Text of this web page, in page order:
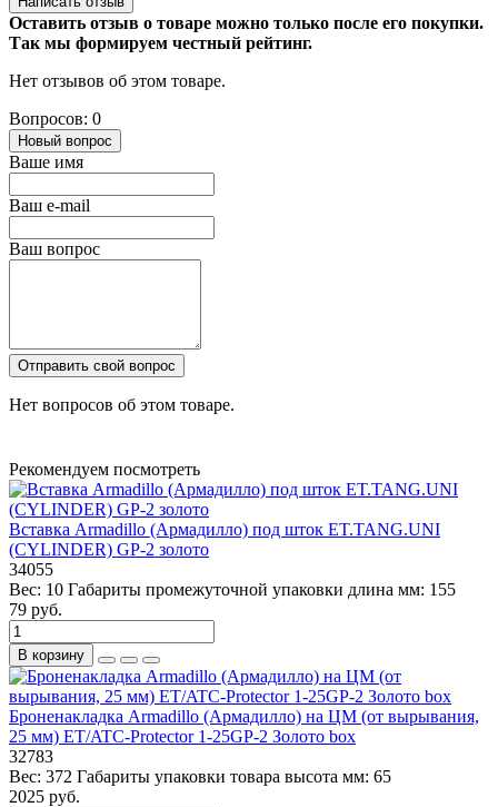
Оставить отзыв о товаре можно только после его покупки.
Так мы формируем честный рейтинг.
Нет отзывов об этом товаре.
Вопросов: 0
Новый вопрос
Ваше имя
Ваш e-mail
Ваш вопрос
Отправить свой вопрос
Нет вопросов об этом товаре.
Рекомендуем посмотреть
Вставка Armadillo (Армадилло) под шток ET.TANG.UNI
(CYLINDER) GP-2 золото
34055
Вес: 10 Габариты промежуточной упаковки длина мм: 155
79 руб.
В корзину
Броненакладка Armadillo (Армадилло) на ЦМ (от вырывания,
25 мм) ET/ATC-Protector 1-25GP-2 Золото box
32783
Вес: 372 Габариты упаковки товара высота мм: 65
2025 руб.